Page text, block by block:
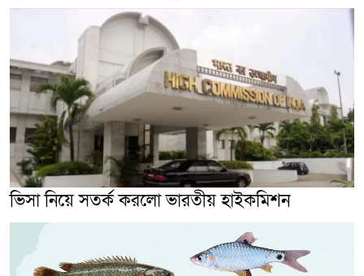
ভিসা নিয়ে সতর্ক করলো ভারতীয় হাইকমিশন